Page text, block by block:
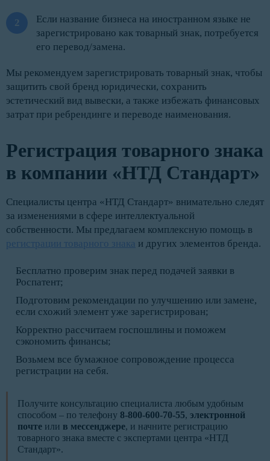
Если название бизнеса на иностранном языке не
зарегистрировано как товарный знак, потребуется
его перевод/замена.
Мы рекомендуем зарегистрировать товарный знак, чтобы
защитить свой бренд юридически, сохранить
эстетический вид вывески, а также избежать финансовых
затрат при ребрендинге и переводе наименования.
Регистрация товарного знака
в компании «НТД Стандарт»
Специалисты центра «НТД Стандарт» внимательно следят
за изменениями в сфере интеллектуальной
собственности. Мы предлагаем комплексную помощь в
регистрации товарного знака и других элементов бренда.
Бесплатно проверим знак перед подачей заявки в
Роспатент;
Подготовим рекомендации по улучшению или замене,
если схожий элемент уже зарегистрирован;
Корректно рассчитаем госпошлины и поможем
сэкономить финансы;
Возьмем все бумажное сопровождение процесса
регистрации на себя.
Получите консультацию специалиста любым удобным
способом – по телефону 8-800-600-70-55, электронной
почте или в мессенджере, и начните регистрацию
товарного знака вместе с экспертами центра «НТД
Стандарт».